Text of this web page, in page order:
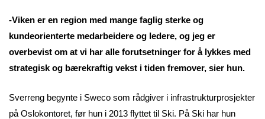
-Viken er en region med mange faglig sterke og
kundeorienterte medarbeidere og ledere, og jeg er
overbevist om at vi har alle forutsetninger for å lykkes med
strategisk og bærekraftig vekst i tiden fremover, sier hun.
Sverreng begynte i Sweco som rådgiver i infrastrukturprosjekter
på Oslokontoret, før hun i 2013 flyttet til Ski. På Ski har hun